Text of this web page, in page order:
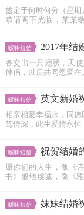
兹定于何时何分（星期
恭请阁下光临，某
暧昧短信 2017年结
各交出一只翅膀，天
伴侣，以后共同恩爱在
暧昧短信 英文新婚
相亲相爱幸福永，同
笃情深，此生爱情永恒
暧昧短信 祝贺结婚
愿你们的人生，像《
书》般地虔诚，像《
暧昧短信 妹妹结婚